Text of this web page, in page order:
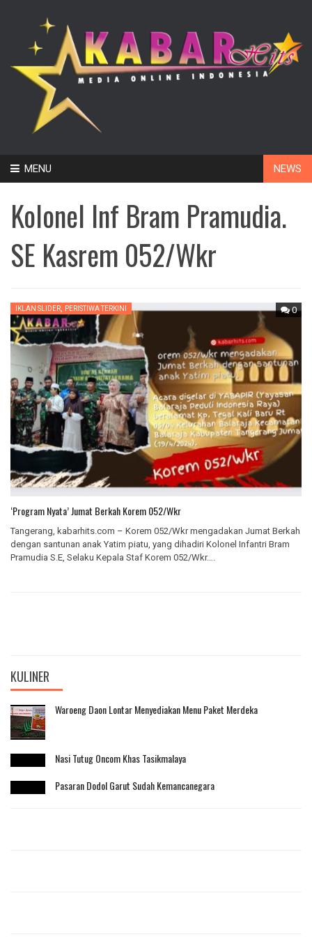
MENU NEWS
Kolonel Inf Bram Pramudia.
SE Kasrem 052/Wkr
0
IKLAN SLIDER PERISTIWA TERKINI
‘Program Nyata’ Jumat Berkah Korem 052/Wkr
Tangerang, kabarhits.com – Korem 052/Wkr mengadakan Jumat Berkah
dengan santunan anak Yatim piatu, yang dihadiri Kolonel Infantri Bram
Pramudia S.E, Selaku Kepala Staf Korem 052/Wkr….
KULINER
Waroeng Daon Lontar Menyediakan Menu Paket Merdeka
Nasi Tutug Oncom Khas Tasikmalaya
Pasaran Dodol Garut Sudah Kemancanegara